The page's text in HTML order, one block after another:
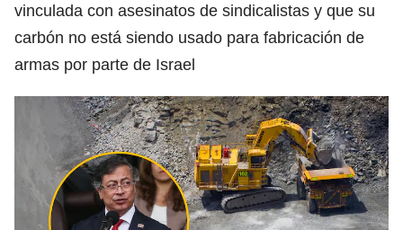
vinculada con asesinatos de sindicalistas y que su
carbón no está siendo usado para fabricación de
armas por parte de Israel